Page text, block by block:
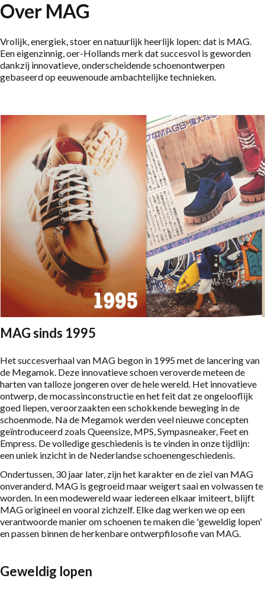
Lage schoenen
Sandalen
Loafers
Veterlaarsjes
Workerboots
Enkellaarsjes met rits
Chelseaboots
Hakken
Laarzen
MAG Iconen
Loafers
Over MAG
Vrolijk, energiek, stoer en natuurlijk heerlijk lopen: dat is MAG.
Een eigenzinnig, oer-Hollands merk dat succesvol is geworden
dankzij innovatieve, onderscheidende schoenontwerpen
gebaseerd op eeuwenoude ambachtelijke technieken.
MAG sinds 1995
Het succesverhaal van MAG begon in 1995 met de lancering van
de Megamok. Deze innovatieve schoen veroverde meteen de
harten van talloze jongeren over de hele wereld. Het innovatieve
ontwerp, de mocassinconstructie en het feit dat ze ongelooflijk
goed liepen, veroorzaakten een schokkende beweging in de
schoenmode. Na de Megamok werden veel nieuwe concepten
geïntroduceerd zoals Queensize, MPS, Sympasneaker, Feet en
Empress. De volledige geschiedenis is te vinden in onze tijdlijn:
een uniek inzicht in de Nederlandse schoenengeschiedenis.
Ondertussen, 30 jaar later, zijn het karakter en de ziel van MAG
onveranderd. MAG is gegroeid maar weigert saai en volwassen te
worden. In een modewereld waar iedereen elkaar imiteert, blijft
MAG origineel en vooral zichzelf. Elke dag werken we op een
verantwoorde manier om schoenen te maken die 'geweldig lopen'
en passen binnen de herkenbare ontwerpfilosofie van MAG.
Geweldig lopen